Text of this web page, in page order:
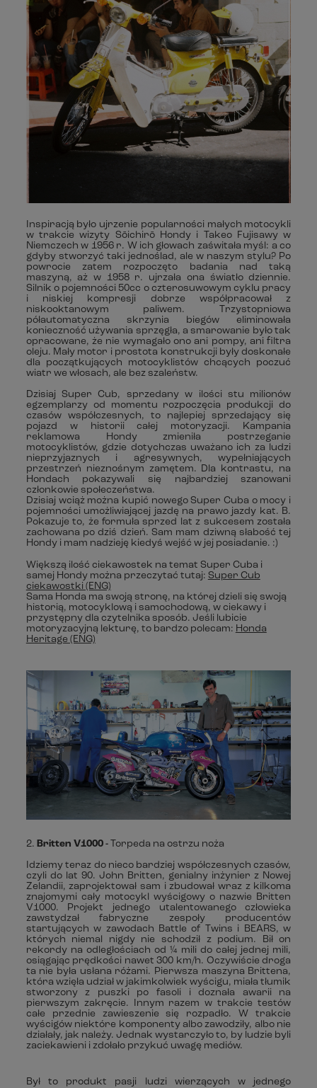
Inspiracją było ujrzenie popularności małych motocykli
w trakcie wizyty Sōichirō Hondy i Takeo Fujisawy w
Niemczech w 1956 r. W ich głowach zaświtała myśl: a co
gdyby stworzyć taki jednoślad, ale w naszym stylu? Po
powrocie zatem rozpoczęto badania nad taką
maszyną, aż w 1958 r. ujrzała ona światło dziennie.
Silnik o pojemności 50cc o czterosuwowym cyklu pracy
i niskiej kompresji dobrze współpracował z
niskooktanowym paliwem. Trzystopniowa
półautomatyczna skrzynia biegów eliminowała
konieczność używania sprzęgła, a smarowanie było tak
opracowane, że nie wymagało ono ani pompy, ani filtra
oleju. Mały motor i prostota konstrukcji były doskonałe
dla początkujących motocyklistów chcących poczuć
wiatr we włosach, ale bez szaleństw.
Dzisiaj Super Cub, sprzedany w ilości stu milionów
egzemplarzy od momentu rozpoczęcia produkcji do
czasów współczesnych, to najlepiej sprzedający się
pojazd w historii całej motoryzacji. Kampania
reklamowa Hondy zmieniła postrzeganie
motocyklistów, gdzie dotychczas uważano ich za ludzi
nieprzyjaznych i agresywnych, wypełniających
przestrzeń nieznośnym zamętem. Dla kontrastu, na
Hondach pokazywali się najbardziej szanowani
członkowie społeczeństwa.
Dzisiaj wciąż można kupić nowego Super Cuba o mocy i
pojemności umożliwiającej jazdę na prawo jazdy kat. B.
Pokazuje to, że formuła sprzed lat z sukcesem została
zachowana po dziś dzień. Sam mam dziwną słabość tej
Hondy i mam nadzieję kiedyś wejść w jej posiadanie. :)
Większą ilość ciekawostek na temat Super Cuba i
samej Hondy można przeczytać tutaj: Super Cub
ciekawostki (ENG)
Sama Honda ma swoją stronę, na której dzieli się swoją
historią, motocyklową i samochodową, w ciekawy i
przystępny dla czytelnika sposób. Jeśli lubicie
motoryzacyjną lekturę, to bardzo polecam: Honda
Heritage (ENG)
2. Britten V1000 - Torpeda na ostrzu noża
Idziemy teraz do nieco bardziej współczesnych czasów,
czyli do lat 90. John Britten, genialny inżynier z Nowej
Zelandii, zaprojektował sam i zbudował wraz z kilkoma
znajomymi cały motocykl wyścigowy o nazwie Britten
V1000. Projekt jednego utalentowanego człowieka
zawstydzał fabryczne zespoły producentów
startujących w zawodach Battle of Twins i BEARS, w
których niemal nigdy nie schodził z podium. Bił on
rekordy na odległościach od ¼ mili do całej jednej mili,
osiągając prędkości nawet 300 km/h. Oczywiście droga
ta nie była usłana różami. Pierwsza maszyna Brittena,
która wzięła udział w jakimkolwiek wyścigu, miała tłumik
stworzony z puszki po fasoli i doznała awarii na
pierwszym zakręcie. Innym razem w trakcie testów
całe przednie zawieszenie się rozpadło. W trakcie
wyścigów niektóre komponenty albo zawodziły, albo nie
działały, jak należy. Jednak wystarczyło to, by ludzie byli
zaciekawieni i zdołało przykuć uwagę mediów.
Był to produkt pasji ludzi wierzących w jednego